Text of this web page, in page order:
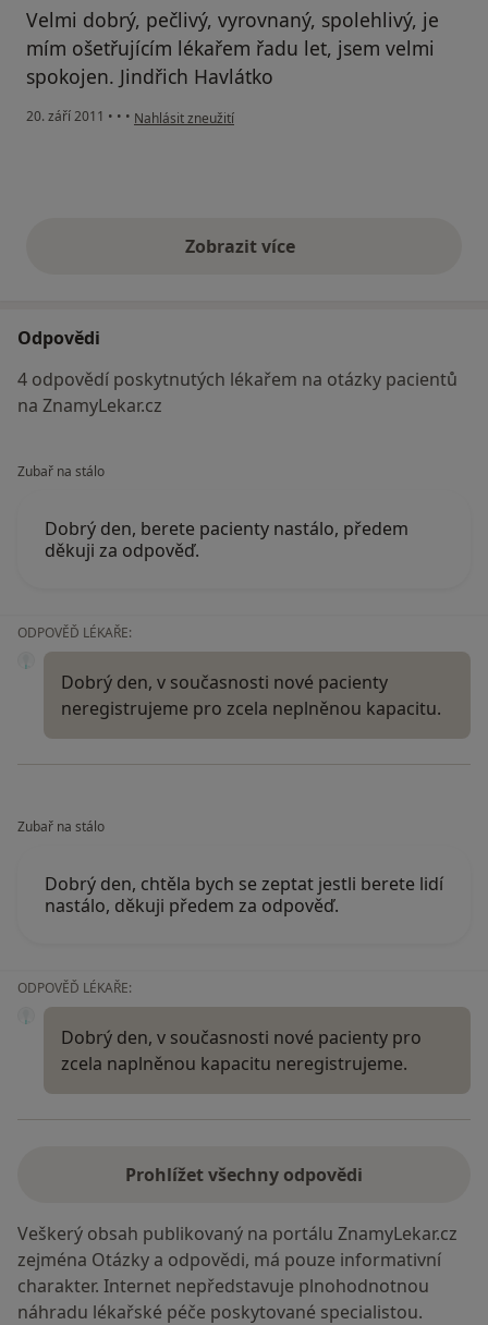
Velmi dobrý, pečlivý, vyrovnaný, spolehlivý, je
mím ošetřujícím lékařem řadu let, jsem velmi
spokojen. Jindřich Havlátko
20. září 2011 • • • podle názoru uživatele Pacient
Nahlásit zneužití
Zobrazit vícevýše uvedené názory
Odpovědi
4 odpovědí poskytnutých lékařem na otázky pacientů
na ZnamyLekar.cz
Zubař na stálo
Dobrý den, berete pacienty nastálo, předem
děkuji za odpověď.
ODPOVĚĎ LÉKAŘE:
Dobrý den, v současnosti nové pacienty
neregistrujeme pro zcela neplněnou kapacitu.
Zubař na stálo
Dobrý den, chtěla bych se zeptat jestli berete lidí
nastálo, děkuji předem za odpověď.
ODPOVĚĎ LÉKAŘE:
Dobrý den, v současnosti nové pacienty pro
zcela naplněnou kapacitu neregistrujeme.
Prohlížet všechny odpovědi
Veškerý obsah publikovaný na portálu ZnamyLekar.cz
zejména Otázky a odpovědi, má pouze informativní
charakter. Internet nepředstavuje plnohodnotnou
náhradu lékařské péče poskytované specialistou.